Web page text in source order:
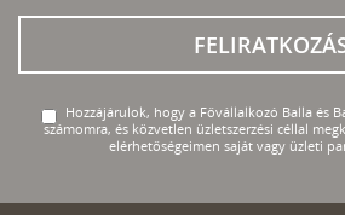
Hozzájárulok, hogy a Fővállalkozó Balla és
számomra, és közvetlen üzletszerzési céllal
elérhetőségeimen saját vagy üzleti